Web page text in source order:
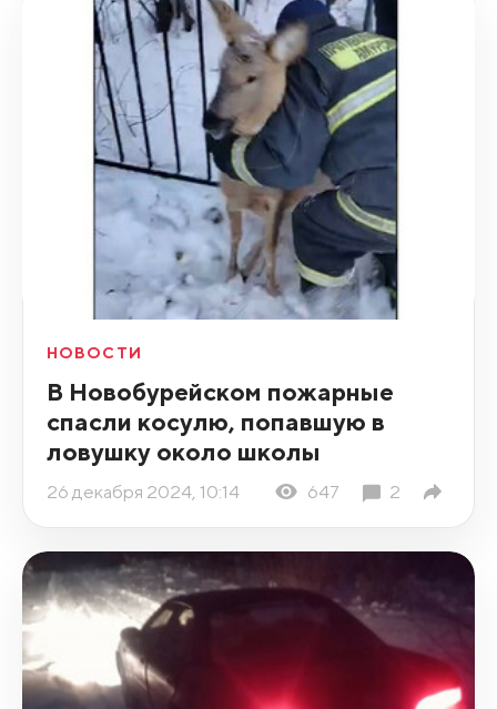
НОВОСТИ
В Новобурейском пожарные
спасли косулю, попавшую в
ловушку около школы
26 декабря 2024, 10:14 647 2